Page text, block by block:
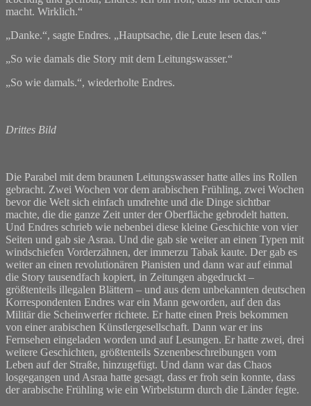
macht. Wirklich.“
„Danke.“, sagte Endres. „Hauptsache, die Leute lesen das.“
„So wie damals die Story mit dem Leitungswasser.“
„So wie damals.“, wiederholte Endres.
Drittes Bild
Die Parabel mit dem braunen Leitungswasser hatte alles ins Rollen
gebracht. Zwei Wochen vor dem arabischen Frühling, zwei Wochen
bevor die Welt sich einfach umdrehte und die Dinge sichtbar
machte, die die ganze Zeit unter der Oberfläche gebrodelt hatten.
Und Endres schrieb wie nebenbei diese kleine Geschichte von vier
Seiten und gab sie Asraa. Und die gab sie weiter an einen Typen mit
windschiefen Vorderzähnen, der immerzu Tabak kaute. Der gab es
weiter an einen revolutionären Pianisten und dann war auf einmal
die Story tausendfach kopiert, in Zeitungen abgedruckt –
größtenteils illegalen Blättern – und aus dem unbekannten deutschen
Korrespondenten Endres war ein Mann geworden, auf den das
Militär die Scheinwerfer richtete. Er hatte einen Preis bekommen
von einer arabischen Künstlergesellschaft. Dann war er ins
Fernsehen eingeladen worden und auf Lesungen. Er hatte zwei, drei
weitere Geschichten, größtenteils Szenenbeschreibungen vom
Leben auf der Straße, hinzugefügt. Und dann war das Chaos
losgegangen und Asraa hatte gesagt, dass er froh sein konnte, dass
der arabische Frühling wie ein Wirbelsturm durch die Länder fegte.